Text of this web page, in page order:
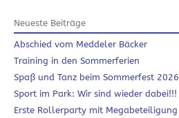
Neueste Beiträge
Abschied vom Meddeler Bäcker
Training in den Sommerferien
Spaß und Tanz beim Sommerfest 2026
Sport im Park: Wir sind wieder dabei!!!
Erste Rollerparty mit Megabeteiligung